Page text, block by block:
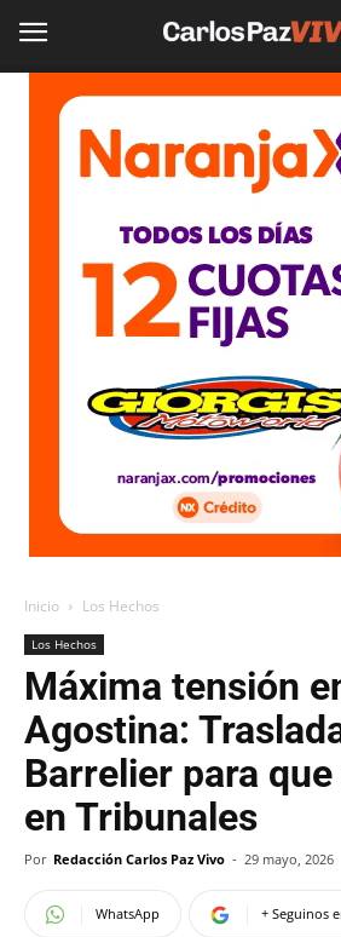
Inicio Los Hechos
Los Hechos
Máxima tensión
Agostina:
Barrelier para
en Tribunales
Por Redacción Carlos Paz Vivo - 29 mayo, 2026
WhatsApp + Seguinos